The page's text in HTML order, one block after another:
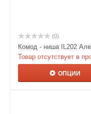
(0)
Комод - ниша IL202
Товар отсутствует в
ОПЦИИ